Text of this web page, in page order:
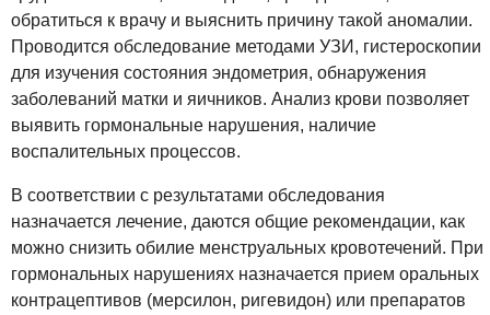
обратиться к врачу и выяснить причину такой аномалии.
Проводится обследование методами УЗИ, гистероскопии
для изучения состояния эндометрия, обнаружения
заболеваний матки и яичников. Анализ крови позволяет
выявить гормональные нарушения, наличие
воспалительных процессов.
В соответствии с результатами обследования
назначается лечение, даются общие рекомендации, как
можно снизить обилие менструальных кровотечений. При
гормональных нарушениях назначается прием оральных
контрацептивов (мерсилон, ригевидон) или препаратов